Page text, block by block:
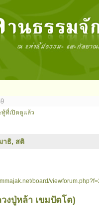
ทู้ที่เปิดดูแล้ว
าธิ, สติ
board/
งปู่หล้า เขมปัตโต)